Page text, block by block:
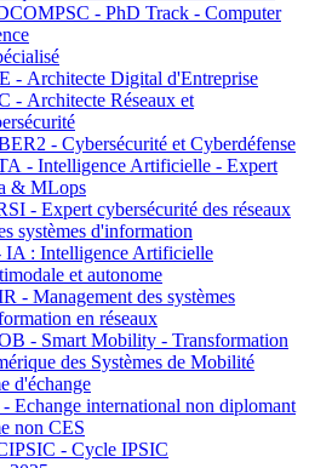
- PhD Track - Computer
- Architecte Digital d'Entreprise
- Architecte Réseaux et
- Cybersécurité et Cyberdéfense
- Intelligence Artificielle - Expert
& MLops
- Expert cybersécurité des réseaux
systèmes d'information
: Intelligence Artificielle
et autonome
- Management des systèmes
en réseaux
- Smart Mobility - Transformation
des Systèmes de Mobilité
d'échange
Echange international non diplomant
non CES
- Cycle IPSIC